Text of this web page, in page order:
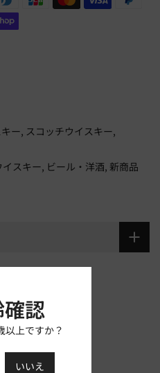
ー スコッチウイスキー
イスキー ビール・洋酒 新商品
きましょう
を書く
認
以上ですか？
いいえ